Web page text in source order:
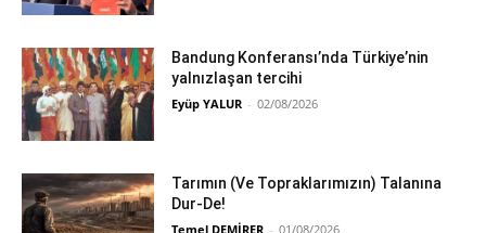
Bandung Konferansı’nda Türkiye’nin
yalnızlaşan tercihi
Eyüp YALUR - 02/08/2026
Tarımın (Ve Topraklarımızın) Talanına
Dur-De!
Temel DEMİRER - 01/08/2026